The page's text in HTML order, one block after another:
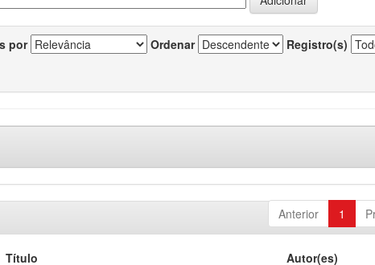
por Ordenar Registro(s)
Anterior 1
Título Autor(es)